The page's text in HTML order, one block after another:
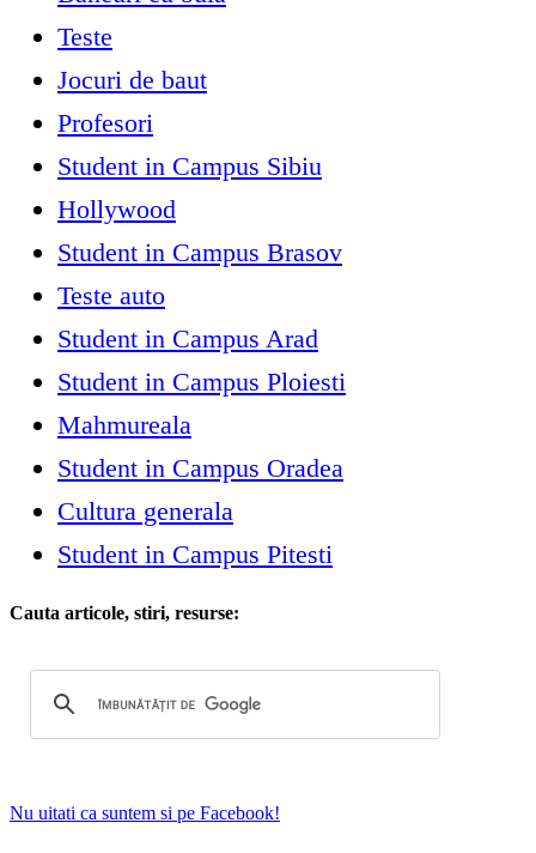
Teste
Jocuri de baut
Profesori
Student in Campus Sibiu
Hollywood
Student in Campus Brasov
Teste auto
Student in Campus Arad
Student in Campus Ploiesti
Mahmureala
Student in Campus Oradea
Cultura generala
Student in Campus Pitesti
Cauta articole, stiri, resurse:
Nu uitati ca suntem si pe Facebook!